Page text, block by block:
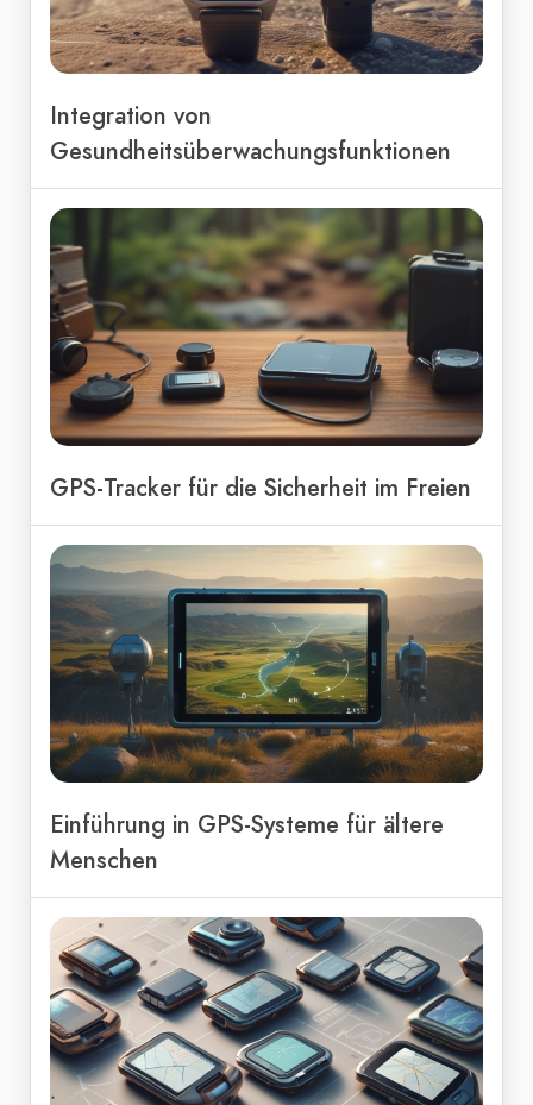
Integration von
Gesundheitsüberwachungsfunktionen
GPS-Tracker für die Sicherheit im Freien
Einführung in GPS-Systeme für ältere
Menschen